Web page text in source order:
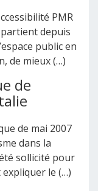
PMR
depuis
public en
de mieux (…)
de
de mai 2007
dans la
sollicité pour
le (…)